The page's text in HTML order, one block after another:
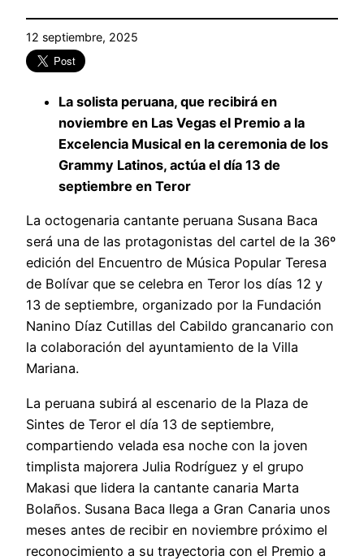
12 septiembre, 2025
La solista peruana, que recibirá en
noviembre en Las Vegas el Premio a la
Excelencia Musical en la ceremonia de los
Grammy Latinos, actúa el día 13 de
septiembre en Teror
La octogenaria cantante peruana Susana Baca
será una de las protagonistas del cartel de la 36º
edición del Encuentro de Música Popular Teresa
de Bolívar que se celebra en Teror los días 12 y
13 de septiembre, organizado por la Fundación
Nanino Díaz Cutillas del Cabildo grancanario con
la colaboración del ayuntamiento de la Villa
Mariana.
La peruana subirá al escenario de la Plaza de
Sintes de Teror el día 13 de septiembre,
compartiendo velada esa noche con la joven
timplista majorera Julia Rodríguez y el grupo
Makasi que lidera la cantante canaria Marta
Bolaños. Susana Baca llega a Gran Canaria unos
meses antes de recibir en noviembre próximo el
reconocimiento a su trayectoria con el Premio a